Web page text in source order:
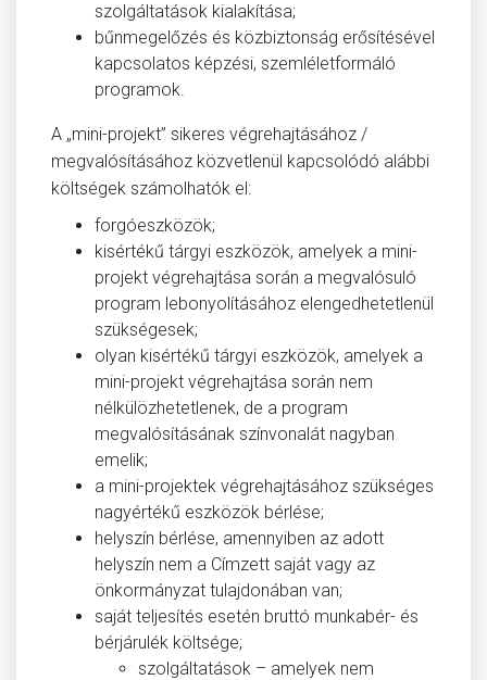
szolgáltatások kialakítása;
bűnmegelőzés és közbiztonság erősítésével
kapcsolatos képzési, szemléletformáló
programok.
A „mini-projekt” sikeres végrehajtásához /
megvalósításához közvetlenül kapcsolódó alábbi
költségek számolhatók el:
forgóeszközök;
kisértékű tárgyi eszközök, amelyek a mini-
projekt végrehajtása során a megvalósuló
program lebonyolításához elengedhetetlenül
szükségesek;
olyan kisértékű tárgyi eszközök, amelyek a
mini-projekt végrehajtása során nem
nélkülözhetetlenek, de a program
megvalósításának színvonalát nagyban
emelik;
a mini-projektek végrehajtásához szükséges
nagyértékű eszközök bérlése;
helyszín bérlése, amennyiben az adott
helyszín nem a Címzett saját vagy az
önkormányzat tulajdonában van;
saját teljesítés esetén bruttó munkabér- és
bérjárulék költsége;
szolgáltatások – amelyek nem